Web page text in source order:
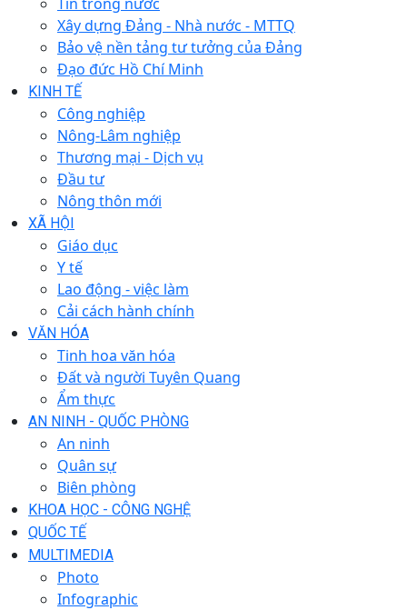
Xây dựng Đảng - Nhà nước - MTTQ
Bảo vệ nền tảng tư tưởng của Đảng
Đạo đức Hồ Chí Minh
KINH TẾ
Công nghiệp
Nông-Lâm nghiệp
Thương mại - Dịch vụ
Đầu tư
Nông thôn mới
XÃ HỘI
Giáo dục
Y tế
Lao động - việc làm
Cải cách hành chính
VĂN HÓA
Tinh hoa văn hóa
Đất và người Tuyên Quang
Ẩm thực
AN NINH - QUỐC PHÒNG
An ninh
Quân sự
Biên phòng
KHOA HỌC - CÔNG NGHỆ
QUỐC TẾ
MULTIMEDIA
Photo
Infographic